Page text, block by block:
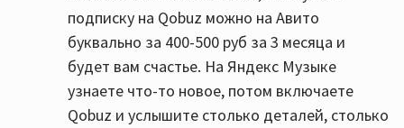
подписку на Qobuz можно на Авито
буквально за 400-500 руб за 3 месяца и
будет вам счастье. На Яндекс Музыке
узнаете что-то новое, потом включаете
Qobuz и услышите столько деталей, столько